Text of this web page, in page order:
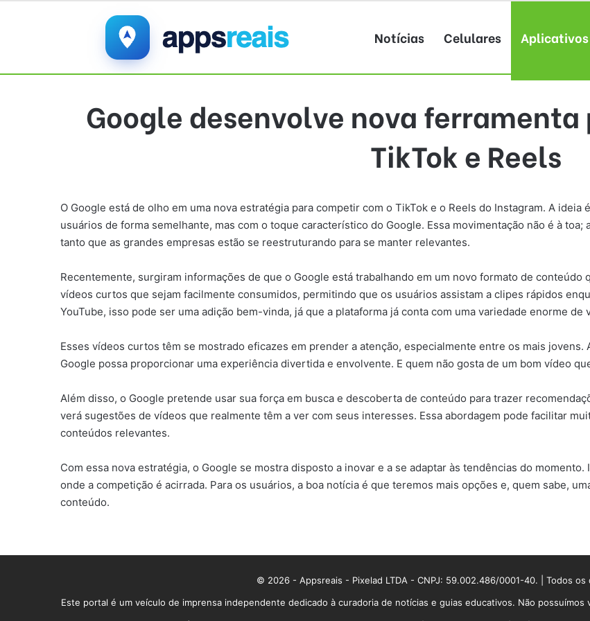
Notícias Celulares Aplicativos
Google desenvolve nova
TikTok e Reels
O Google está de olho em uma nova estratégia para competir com o TikTok e o Reels do Instagram. A
usuários de forma semelhante, mas com o toque característico do Google. Essa movimentação não é à
tanto que as grandes empresas estão se reestruturando para se manter relevantes.
Recentemente, surgiram informações de que o Google está trabalhando em um novo formato de
vídeos curtos que sejam facilmente consumidos, permitindo que os usuários assistam a clipes rápidos
YouTube, isso pode ser uma adição bem-vinda, já que a plataforma já conta com uma variedade enorme de
Esses vídeos curtos têm se mostrado eficazes em prender a atenção, especialmente entre os mais
Google possa proporcionar uma experiência divertida e envolvente. E quem não gosta de um bom vídeo
Além disso, o Google pretende usar sua força em busca e descoberta de conteúdo para trazer
verá sugestões de vídeos que realmente têm a ver com seus interesses. Essa abordagem pode facilitar
conteúdos relevantes.
Com essa nova estratégia, o Google se mostra disposto a inovar e a se adaptar às tendências do
onde a competição é acirrada. Para os usuários, a boa notícia é que teremos mais opções e, quem sabe,
conteúdo.
© 2026 - Appsreais - Pixelad LTDA - CNPJ: 59.002.486/0001-40. | Todos
Este portal é um veículo de imprensa independente dedicado à curadoria de notícias e guias educativos. Não